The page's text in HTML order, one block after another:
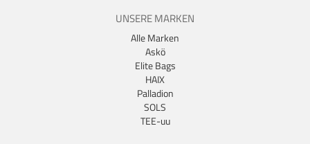
UNSERE MARKEN
Alle Marken
Askö
Elite Bags
HAIX
Palladion
SOLS
TEE-uu